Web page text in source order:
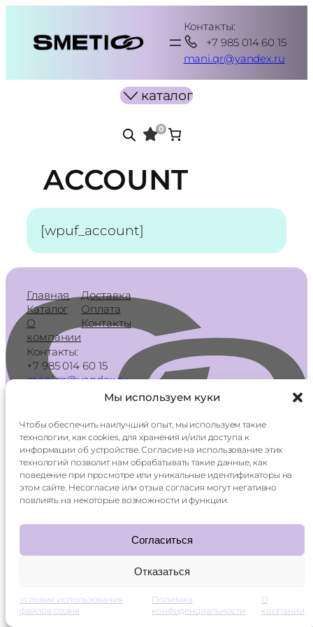
Мы используем куки
Чтобы обеспечить наилучший опыт, мы используем такие
технологии, как cookies, для хранения и/или доступа к
информации об устройстве. Согласие на использование этих
технологий позволит нам обрабатывать такие данные, как
поведение при просмотре или уникальные идентификаторы на
этом сайте. Несогласие или отзыв согласия могут негативно
повлиять на некоторые возможности и функции.
Согласиться
Отказаться
Условия использования
файлов cookie
Политика
конфиденциальности
О
компании
содержимому
Контакты:
+7 985 014 60 15
mani.qr@yandex.ru
каталог
0
ACCOUNT
[wpuf_account]
Главная
Каталог
О
компании
Доставка
Оплата
Контакты
Контакты:
+7 985 014 60 15
mani.qr@yandex.ru
smetico ©2026политика конфиденциальности